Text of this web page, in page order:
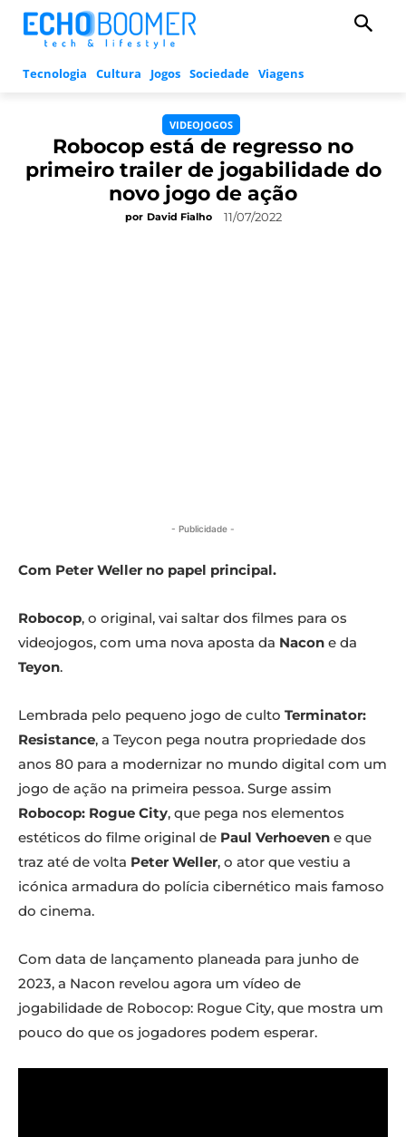
Tecnologia Cultura Jogos Sociedade Viagens
VIDEOJOGOS
Robocop está de regresso no
primeiro trailer de jogabilidade do
novo jogo de ação
por David Fialho 11/07/2022
- Publicidade -
Com Peter Weller no papel principal.
Robocop, o original, vai saltar dos filmes para os
videojogos, com uma nova aposta da Nacon e da
Teyon.
Lembrada pelo pequeno jogo de culto Terminator:
Resistance, a Teycon pega noutra propriedade dos
anos 80 para a modernizar no mundo digital com um
jogo de ação na primeira pessoa. Surge assim
Robocop: Rogue City, que pega nos elementos
estéticos do filme original de Paul Verhoeven e que
traz até de volta Peter Weller, o ator que vestiu a
icónica armadura do polícia cibernético mais famoso
do cinema.
Com data de lançamento planeada para junho de
2023, a Nacon revelou agora um vídeo de
jogabilidade de Robocop: Rogue City, que mostra um
pouco do que os jogadores podem esperar.